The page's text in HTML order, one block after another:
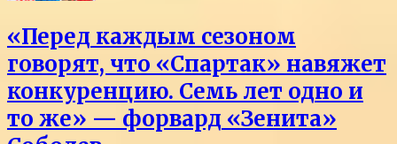
«Перед каждым сезоном
говорят, что «Спартак» навяжет
конкуренцию. Семь лет одно и
то же» — форвард «Зенита»